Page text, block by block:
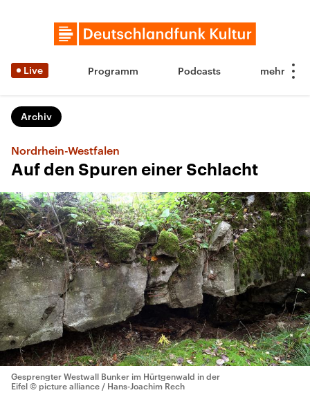
Live Programm Podcasts
Archiv
Nordrhein-Westfalen
Auf den Spuren einer Schlacht
Gesprengter Westwall Bunker im Hürtgenwald in der
Eifel © picture alliance / Hans-Joachim Rech